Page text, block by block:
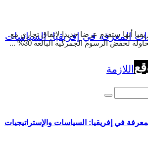
في إفريقيا: السياسات والإستراتيجيات
أنها ستقدم عرضا جديدا لاتفاق تجاري مع
لخفض الرسوم الجمركية البالغة 30% ...